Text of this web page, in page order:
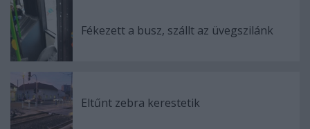
Fékezett a busz, szállt az üvegszilánk
Eltűnt zebra kerestetik